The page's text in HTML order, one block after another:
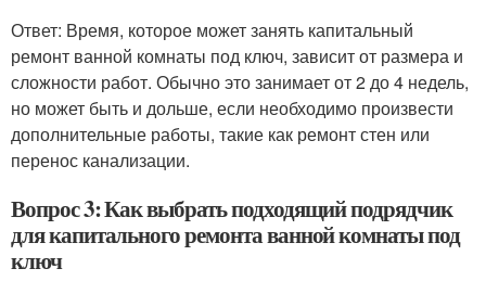
Ответ: Время, которое может занять капитальный
ремонт ванной комнаты под ключ, зависит от размера и
сложности работ. Обычно это занимает от 2 до 4 недель,
но может быть и дольше, если необходимо произвести
дополнительные работы, такие как ремонт стен или
перенос канализации.
Вопрос 3: Как выбрать подходящий подрядчик
для капитального ремонта ванной комнаты под
ключ